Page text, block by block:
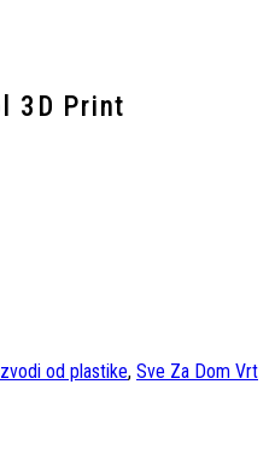
3D Print
od plastike, Sve Za Dom Vrt